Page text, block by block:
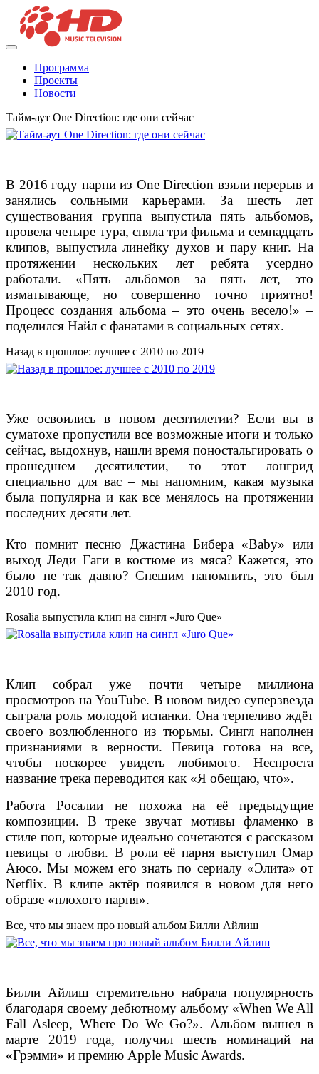
Программа
Проекты
Новости
Тайм-аут One Direction: где они сейчас
В 2016 году парни из One Direction взяли перерыв и
занялись сольными карьерами. За шесть лет
существования группа выпустила пять альбомов,
провела четыре тура, сняла три фильма и семнадцать
клипов, выпустила линейку духов и пару книг. На
протяжении нескольких лет ребята усердно
работали. «Пять альбомов за пять лет, это
изматывающе, но совершенно точно приятно!
Процесс создания альбома – это очень весело!» –
поделился Найл с фанатами в социальных сетях.
Назад в прошлое: лучшее с 2010 по 2019
Уже освоились в новом десятилетии? Если вы в
суматохе пропустили все возможные итоги и только
сейчас, выдохнув, нашли время поностальгировать о
прошедшем десятилетии, то этот лонгрид
специально для вас – мы напомним, какая музыка
была популярна и как все менялось на протяжении
последних десяти лет.
Кто помнит песню Джастина Бибера «Baby» или
выход Леди Гаги в костюме из мяса? Кажется, это
было не так давно? Спешим напомнить, это был
2010 год.
Rosalia выпустила клип на сингл «Juro Que»
Клип собрал уже почти четыре миллиона
просмотров на YouTube. В новом видео суперзвезда
сыграла роль молодой испанки. Она терпеливо ждёт
своего возлюбленного из тюрьмы. Сингл наполнен
признаниями в верности. Певица готова на все,
чтобы поскорее увидеть любимого. Неспроста
название трека переводится как «Я обещаю, что».
Работа Росалии не похожа на её предыдущие
композиции. В треке звучат мотивы фламенко в
стиле поп, которые идеально сочетаются с рассказом
певицы о любви. В роли её парня выступил Омар
Аюсо. Мы можем его знать по сериалу «Элита» от
Netflix. В клипе актёр появился в новом для него
образе «плохого парня».
Все, что мы знаем про новый альбом Билли Айлиш
Билли Айлиш стремительно набрала популярность
благодаря своему дебютному альбому «When We All
Fall Asleep, Where Do We Go?». Альбом вышел в
марте 2019 года, получил шесть номинаций на
«Грэмми» и премию Apple Music Awards.